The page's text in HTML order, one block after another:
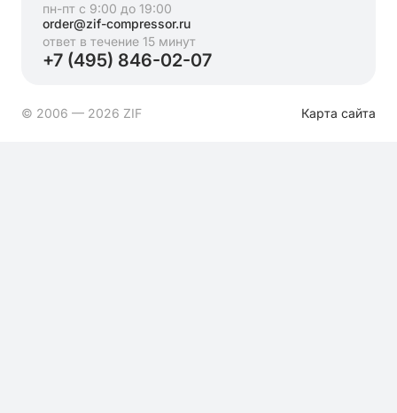
пн-пт с 9:00 до 19:00
order@zif-compressor.ru
ответ в течение 15 минут
+7 (495) 846-02-07
© 2006 — 2026 ZIF Карта сайта